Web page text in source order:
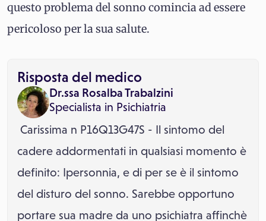
questo problema del sonno comincia ad essere
pericoloso per la sua salute.
Risposta del medico
Dr.ssa Rosalba Trabalzini
Specialista in Psichiatria
Carissima n P16Q13G47S - Il sintomo del
cadere addormentati in qualsiasi momento è
definito: Ipersonnia, e di per se è il sintomo
del disturo del sonno. Sarebbe opportuno
portare sua madre da uno psichiatra affinchè